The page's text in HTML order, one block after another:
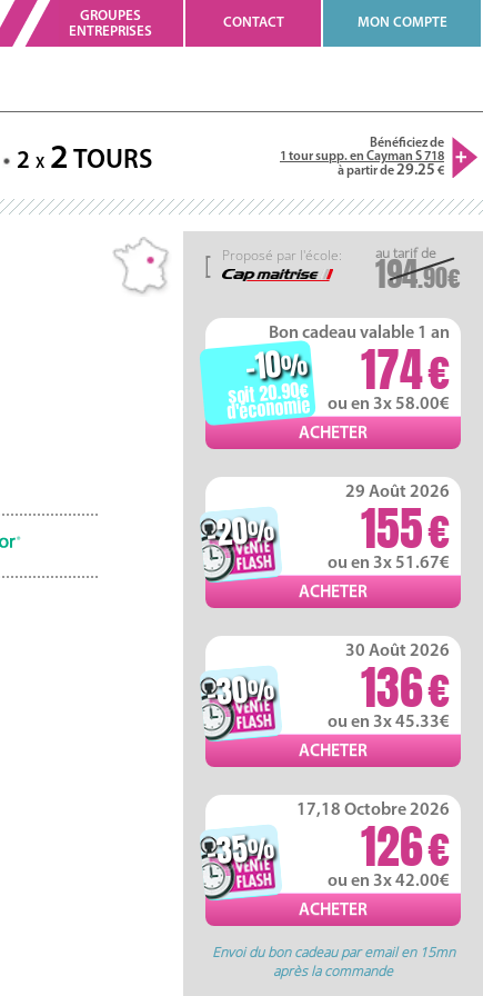
GROUPES
ENTREPRISES
CONTACT MON COMPTE
Bénéficiez de
1 tour supp. en Cayman S 718
à partir de29.25
2 X 2 TOURS
194.90
Proposé par l'école:
Bon cadeau valable 1 an
174
ou en 3x 58.00
-10%
soit 20.90
d'économie
29 Août 2026
155
ou en 3x 51.67
-20%
30 Août 2026
136
ou en 3x 45.33
-30%
17,18 Octobre 2026
126
ou en 3x 42.00
-35%
Envoi du bon cadeau par email en 15mn
après la commande